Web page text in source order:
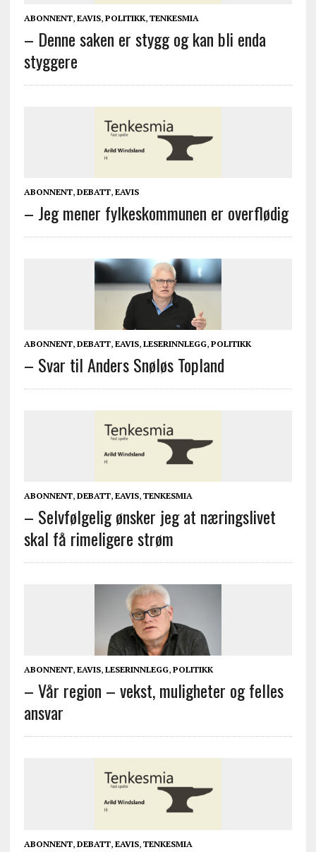
ABONNENT, EAVIS, POLITIKK, TENKESMIA
– Denne saken er stygg og kan bli enda
styggere
ABONNENT, DEBATT, EAVIS
– Jeg mener fylkeskommunen er overflødig
ABONNENT, DEBATT, EAVIS, LESERINNLEGG, POLITIKK
– Svar til Anders Snøløs Topland
ABONNENT, DEBATT, EAVIS, TENKESMIA
– Selvfølgelig ønsker jeg at næringslivet
skal få rimeligere strøm
ABONNENT, EAVIS, LESERINNLEGG, POLITIKK
– Vår region – vekst, muligheter og felles
ansvar
ABONNENT, DEBATT, EAVIS, TENKESMIA